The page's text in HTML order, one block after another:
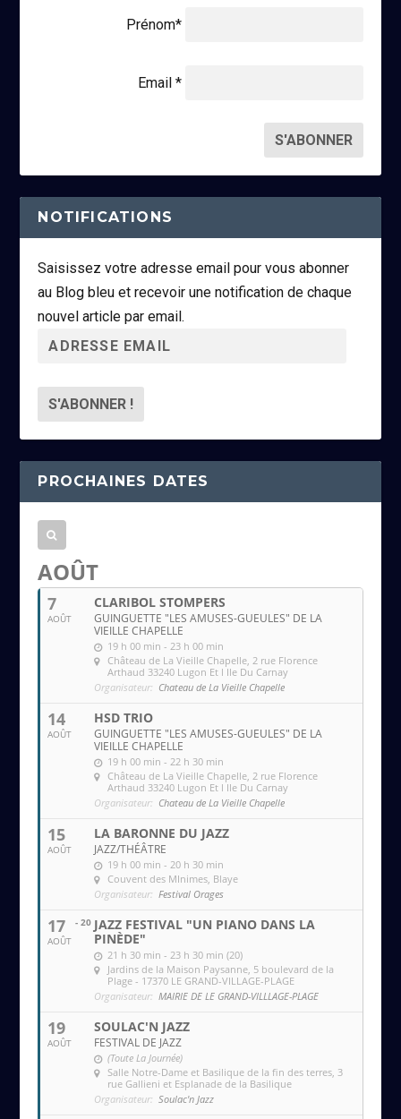
Prénom*
Email *
NOTIFICATIONS
Saisissez votre adresse email pour vous abonner
au Blog bleu et recevoir une notification de chaque
nouvel article par email.
r
s
s
e
m
i
PROCHAINES DATES
AOÛT
7
AOÛT
CLARIBOL STOMPERS
GUINGUETTE "LES AMUSES-GUEULES" DE LA
VIEILLE CHAPELLE
19 h 00 min - 23 h 00 min
Château de La Vieille Chapelle, 2 rue Florence
Arthaud 33240 Lugon Et l Ile Du Carnay
Organisateur: Chateau de La Vieille Chapelle
14
AOÛT
HSD TRIO
GUINGUETTE "LES AMUSES-GUEULES" DE LA
VIEILLE CHAPELLE
19 h 00 min - 22 h 30 min
Château de La Vieille Chapelle, 2 rue Florence
Arthaud 33240 Lugon Et l Ile Du Carnay
Organisateur: Chateau de La Vieille Chapelle
15
AOÛT
LA BARONNE DU JAZZ
JAZZ/THÉÂTRE
19 h 00 min - 20 h 30 min
Couvent des MInimes, Blaye
Organisateur: Festival Orages
17
AOÛT
- 20 JAZZ FESTIVAL "UN PIANO DANS LA
PINÈDE"
21 h 30 min - 23 h 30 min (20)
Jardins de la Maison Paysanne, 5 boulevard de la
Plage - 17370 LE GRAND-VILLAGE-PLAGE
Organisateur: MAIRIE DE LE GRAND-VILLLAGE-PLAGE
19
AOÛT
SOULAC'N JAZZ
FESTIVAL DE JAZZ
(Toute La Journée)
Salle Notre-Dame et Basilique de la fin des terres, 3
rue Gallieni et Esplanade de la Basilique
Organisateur: Soulac'n Jazz